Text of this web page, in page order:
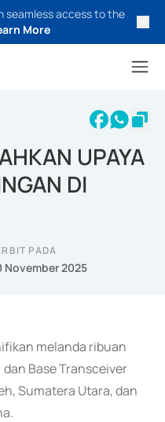
seamless access to the
More
UPAYA
DI
PADA
November 2025
melanda ribuan
Base Transceiver
Sumatera Utara, dan